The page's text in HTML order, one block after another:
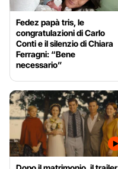
Fedez papà tris, le
congratulazioni di Carlo
Conti e il silenzio di Chiara
Ferragni: “Bene
necessario”